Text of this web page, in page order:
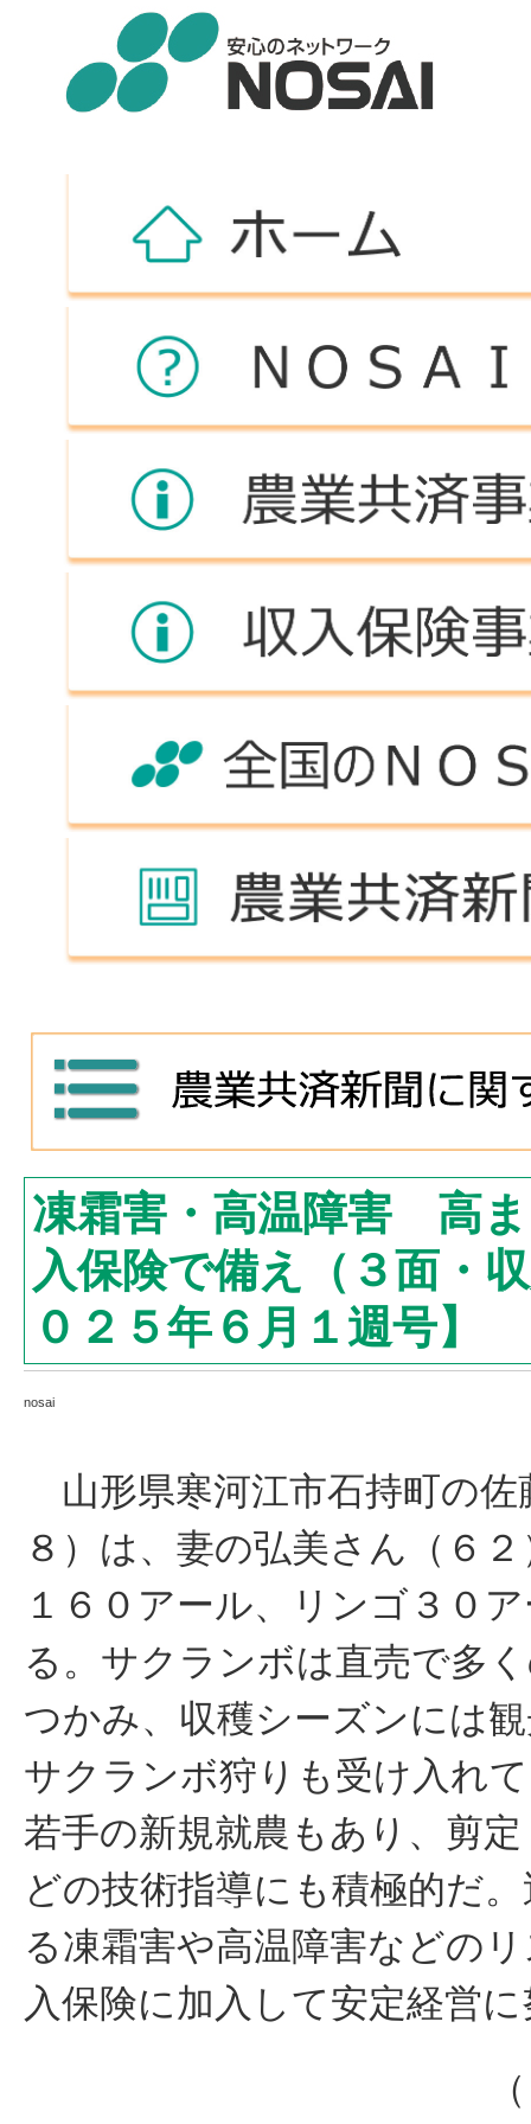
凍霜害・高温障害 高
入保険で備え（３面・
０２５年６月１週号】
nosai
山形県寒河江市石持町の佐
８）は、妻の弘美さん（６
１６０アール、リンゴ３０
る。サクランボは直売で多
つかみ、収穫シーズンには
サクランボ狩りも受け入れ
若手の新規就農もあり、剪
どの技術指導にも積極的だ
る凍霜害や高温障害などの
入保険に加入して安定経営